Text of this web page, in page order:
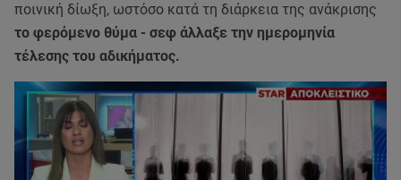
ποινική δίωξη, ωστόσο κατά τη διάρκεια της ανάκρισης
το φερόμενο θύμα - σεφ άλλαξε την ημερομηνία
τέλεσης του αδικήματος.